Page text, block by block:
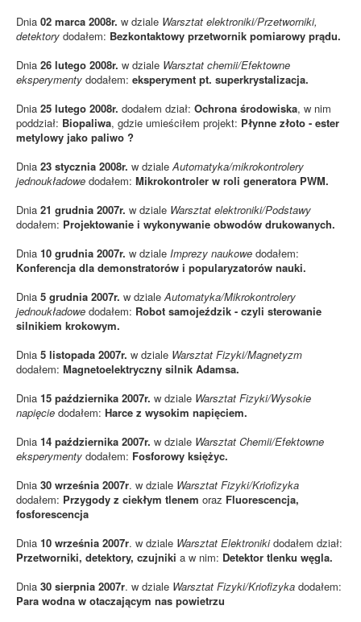
Dnia 02 marca 2008r. w dziale Warsztat elektroniki/Przetworniki,
detektory dodałem: Bezkontaktowy przetwornik pomiarowy prądu.
Dnia 26 lutego 2008r. w dziale Warsztat chemii/Efektowne
eksperymenty dodałem: eksperyment pt. superkrystalizacja.
Dnia 25 lutego 2008r. dodałem dział: Ochrona środowiska, w nim
poddział: Biopaliwa, gdzie umieściłem projekt: Płynne złoto - ester
metylowy jako paliwo ?
Dnia 23 stycznia 2008r. w dziale Automatyka/mikrokontrolery
jednoukładowe dodałem: Mikrokontroler w roli generatora PWM.
Dnia 21 grudnia 2007r. w dziale Warsztat elektroniki/Podstawy
dodałem: Projektowanie i wykonywanie obwodów drukowanych.
Dnia 10 grudnia 2007r. w dziale Imprezy naukowe dodałem:
Konferencja dla demonstratorów i popularyzatorów nauki.
Dnia 5 grudnia 2007r. w dziale Automatyka/Mikrokontrolery
jednoukładowe dodałem: Robot samojeździk - czyli sterowanie
silnikiem krokowym.
Dnia 5 listopada 2007r. w dziale Warsztat Fizyki/Magnetyzm
dodałem: Magnetoelektryczny silnik Adamsa.
Dnia 15 października 2007r. w dziale Warsztat Fizyki/Wysokie
napięcie dodałem: Harce z wysokim napięciem.
Dnia 14 października 2007r. w dziale Warsztat Chemii/Efektowne
eksperymenty dodałem: Fosforowy księżyc.
Dnia 30 września 2007r. w dziale Warsztat Fizyki/Kriofizyka
dodałem: Przygody z ciekłym tlenem oraz Fluorescencja,
fosforescencja
Dnia 10 września 2007r. w dziale Warsztat Elektronikidodałem dział:
Przetworniki, detektory, czujniki a w nim: Detektor tlenku węgla.
Dnia 30 sierpnia 2007r. w dziale Warsztat Fizyki/Kriofizyka dodałem:
Para wodna w otaczającym nas powietrzu